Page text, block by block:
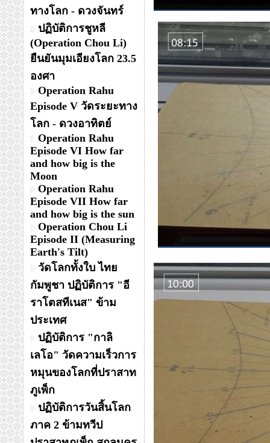
ทางโลก - ดวงจันทร์
ปฏิบัติการชูหลี
(Operation Chou Li)
ยืนยันมุมเอียงโลก 23.5
องศา
Operation Rahu
Episode V วัดระยะทาง
โลก - ดวงอาทิตย์
Operation Rahu
Episode VI How far
and how big is the
Moon
Operation Rahu
Episode VII How far
and how big is the sun
Operation Chou Li
Episode II (Measuring
Earth's Tilt)
วัดโลกทั้งใบ ไทย
กัมพูชา ปฏิบัติการ "อี
ราโตสทีเนส" ข้าม
ประเทศ
ปฏิบัติการ "กาลิ
เลโอ" วัดความเร็วการ
หมุนของโลกที่ปราสาท
ภูเพ็ก
ปฏิบัติการวันสิ้นโลก
ภาค 2 ข้ามทวีป